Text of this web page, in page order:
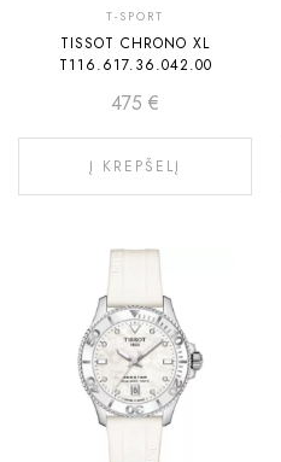
T-SPORT
TISSOT CHRONO XL
T116.617.36.042.00
475 €
Į KREPŠELĮ